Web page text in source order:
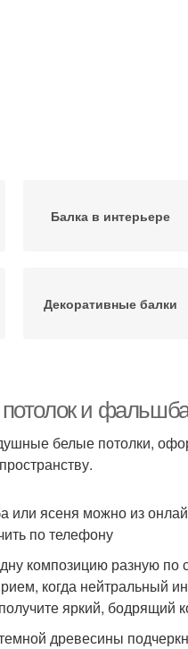
Балка в интерьере
Декоративные балки
и
белые потолки,
или ясеня можно из
по телефону
композицию разную
когда нейтральный
яркий, бодрящий
древесины